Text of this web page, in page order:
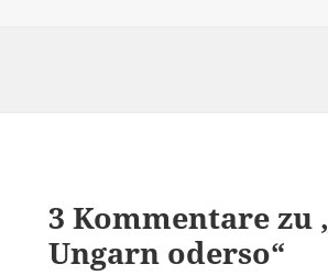
3 Kommentare zu
Ungarn oderso“